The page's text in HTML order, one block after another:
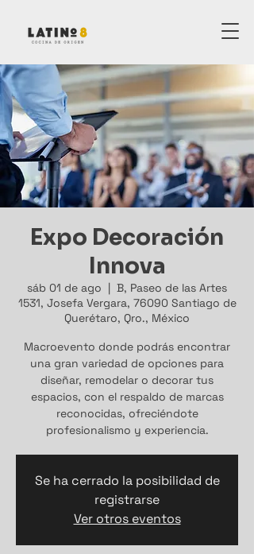
Expo Decoración
Innova
sáb 01 de ago
  |
B, Paseo de las Artes
1531, Josefa Vergara, 76090 Santiago de
Querétaro, Qro., México
Macroevento donde podrás encontrar
una gran variedad de opciones para
diseñar, remodelar o decorar tus
espacios, con el respaldo de marcas
reconocidas, ofreciéndote
profesionalismo y experiencia.
Se ha cerrado la posibilidad de
registrarse
Ver otros eventos